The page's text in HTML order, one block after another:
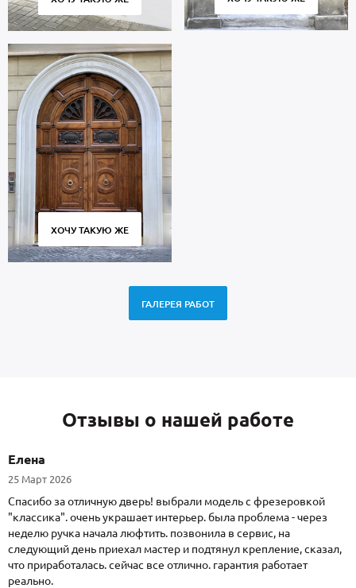
ХОЧУ ТАКУЮ ЖЕ
ГАЛЕРЕЯ РАБОТ
Отзывы о нашей работе
Елена
25 Март 2026
Спасибо за отличную дверь! выбрали модель с фрезеровкой
"классика". очень украшает интерьер. была проблема - через
неделю ручка начала люфтить. позвонила в сервис, на
следующий день приехал мастер и подтянул крепление, сказал,
что приработалась. сейчас все отлично. гарантия работает
реально.